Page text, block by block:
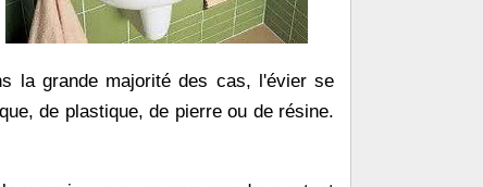
la grande majorité des cas, l'évier se
de plastique, de pierre ou de résine.